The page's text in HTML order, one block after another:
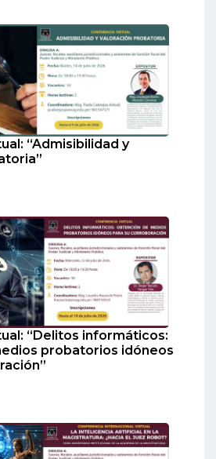
“Admisibilidad y
“Delitos informáticos:
probatorios idóneos